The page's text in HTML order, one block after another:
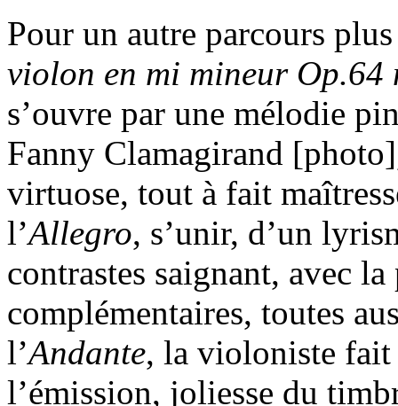
Pour un autre parcours
violon en mi mineur Op.64
s’ouvre par une mélodie
Fanny Clamagirand
virtuose, tout à fait
l’Allegro, s’unir, d’un
contrastes saignant, avec
complémentaires, toutes
l’Andante, la violoniste
l’émission, joliesse du